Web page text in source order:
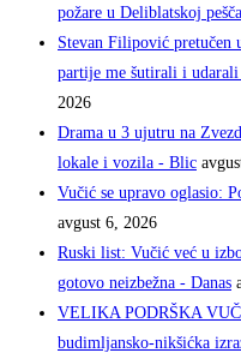
požare u Deliblatskoj
Stevan Filipović pretučen
partije me šutirali i
2026
Drama u 3 ujutru na
lokale i vozila - Blic
Vučić se upravo oglasio:
avgust 6, 2026
Ruski list: Vučić već u
gotovo neizbežna - Danas
VELIKA PODRŠKA
budimljansko-nikšićka